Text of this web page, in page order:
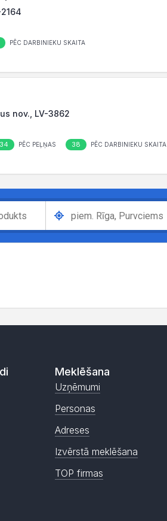
PĒC DARBINIEKU SKAITA
nov., LV-3862
34 PĒC PEĻŅAS 38 PĒC DARBINIEKU SKAITA
Meklēšana
Uzņēmumi
Personas
Adreses
Izvērstā meklēšana
TOP firmas